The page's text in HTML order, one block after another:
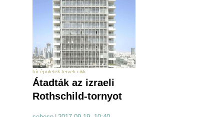
hír épületek tervek cikk
Átadták az izraeli
Rothschild-tornyot